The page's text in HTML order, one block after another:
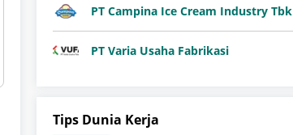
PT Campina Ice Cream Industry Tbk
PT Varia Usaha Fabrikasi
Tips Dunia Kerja